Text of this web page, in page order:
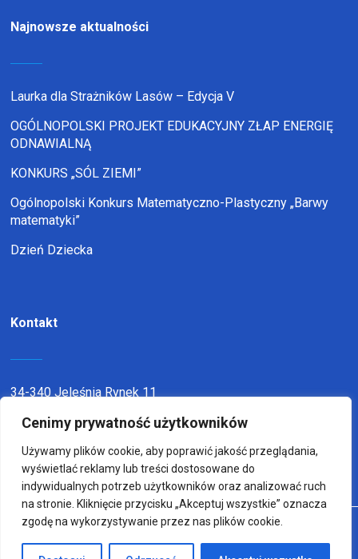
Cenimy prywatność użytkowników
Używamy plików cookie, aby poprawić jakość przeglądania,
wyświetlać reklamy lub treści dostosowane do
indywidualnych potrzeb użytkowników oraz analizować ruch
na stronie. Kliknięcie przycisku „Akceptuj wszystkie” oznacza
zgodę na wykorzystywanie przez nas plików cookie.
Najnowsze aktualności
Laurka dla Strażników Lasów – Edycja V
OGÓLNOPOLSKI PROJEKT EDUKACYJNY ZŁAP ENERGIĘ
ODNAWIALNĄ
KONKURS „SÓL ZIEMI”
Ogólnopolski Konkurs Matematyczno-Plastyczny „Barwy
matematyki”
Dzień Dziecka
Kontakt
34-340 Jeleśnia Rynek 11
telefon:338636116
email:sp1jel@op.pl